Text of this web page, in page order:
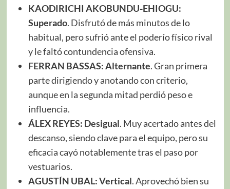
KAODIRICHI AKOBUNDU-EHIOGU:
Superado. Disfrutó de más minutos de lo
habitual, pero sufrió ante el poderío físico rival
y le faltó contundencia ofensiva.
FERRAN BASSAS: Alternante. Gran primera
parte dirigiendo y anotando con criterio,
aunque en la segunda mitad perdió peso e
influencia.
ÁLEX REYES: Desigual. Muy acertado antes del
descanso, siendo clave para el equipo, pero su
eficacia cayó notablemente tras el paso por
vestuarios.
AGUSTÍN UBAL:Vertical. Aprovechó bien su